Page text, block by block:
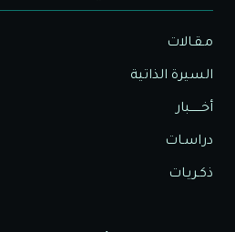
مـقـالات
السيرة الذاتية
أخــــــبار
دراسـات
ذكـريـات